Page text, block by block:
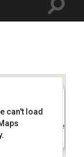
Attiva/
Carceri, 3 - Firenze
can't load